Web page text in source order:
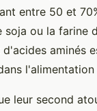
entre 50 et
ou la farine
aminés
leur second